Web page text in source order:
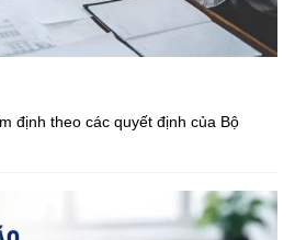
định theo các quyết định của Bộ